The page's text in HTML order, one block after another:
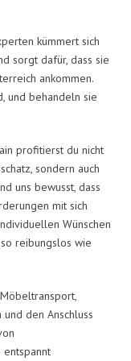
kümmert sich
sorgt dafür, dass sie
ankommen.
und behandeln sie
profitierst du nicht
sondern auch
uns bewusst, dass
mit sich
Wünschen
reibungslos wie
den Anschluss
entspannt